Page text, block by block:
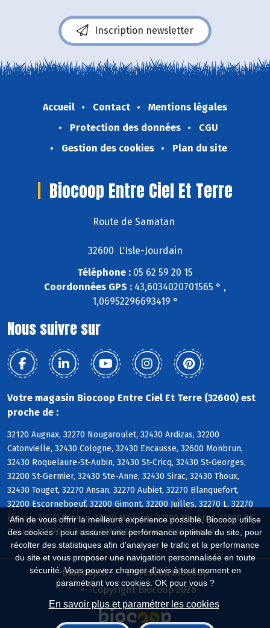
Afin de vous offrir la meilleure expérience possible, Biocoop utilise
des cookies : pour assurer une performance optimale du site, pour
récolter des statistiques afin d'analyser le trafic et la performance
du site et vous proposer une navigation personnalisée en toute
sécurité. Vous pouvez changer d'avis à tout moment en
paramétrant vos cookies. OK pour vous ?
En savoir plus et paramétrer les cookies
Inscription newsletter
Accueil Contact
Mentions légales
Protection des données
CGU
Gestion des cookies
Plan du site
Biocoop Entre Ciel Et Terre
Route de Samatan
32600 L'Isle-Jourdain
Téléphone : 05 62 59 20 15
Coordonnées GPS : 43,6034020701565 ° ,
1,06952296693419 °
Nous suivre sur
Votre magasin Biocoop Entre Ciel Et Terre (32600) est
proche de :
32120 Augnax, 32270 Nougaroulet, 32430 Ardizas, 32200
Catonvielle, 32430 Cologne, 32430 Encausse, 32600 Monbrun,
32430 Roquelaure-St-Aubin, 32430 St-Cricq, 32430 St-Georges,
32200 St-Germier, 32430 Ste-Anne, 32430 Sirac, 32430 Thoux,
32430 Touget, 32270 Ansan, 32270 Aubiet, 32270 Blanquefort,
32200 Escorneboeuf, 32200 Gimont, 32200 Juilles, 32270 L, 32270
Lussan, 32270 Marsan, 32200 Maurens, 32200 Montiron, 32200 St-
Caprais, 32270 St-Sauvy, 32200 Ste-Marie, 32600 Auradé
Biocoop.fr
Le réseau Biocoop
Copyright Biocoop 2026